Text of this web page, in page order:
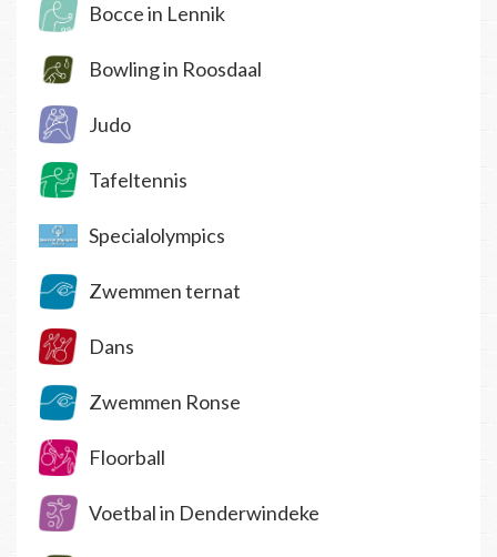
Bocce in Lennik
Bowling in Roosdaal
Judo
Tafeltennis
Specialolympics
Zwemmen ternat
Dans
Zwemmen Ronse
Floorball
Voetbal in Denderwindeke